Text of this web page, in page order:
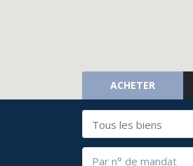
ACHETER
Tous les biens